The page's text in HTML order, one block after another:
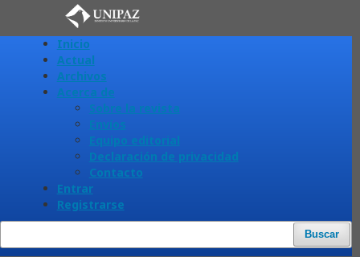
Inicio
Actual
Archivos
Acerca de
Sobre la revista
Envíos
Equipo editorial
Declaración de privacidad
Contacto
Entrar
Registrarse
Buscar